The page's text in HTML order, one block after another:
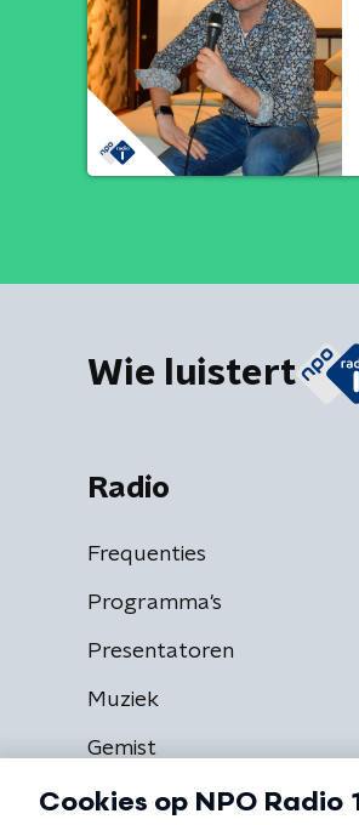
Wie luistert
Radio
Frequenties
Programma's
Presentatoren
Muziek
Gemist